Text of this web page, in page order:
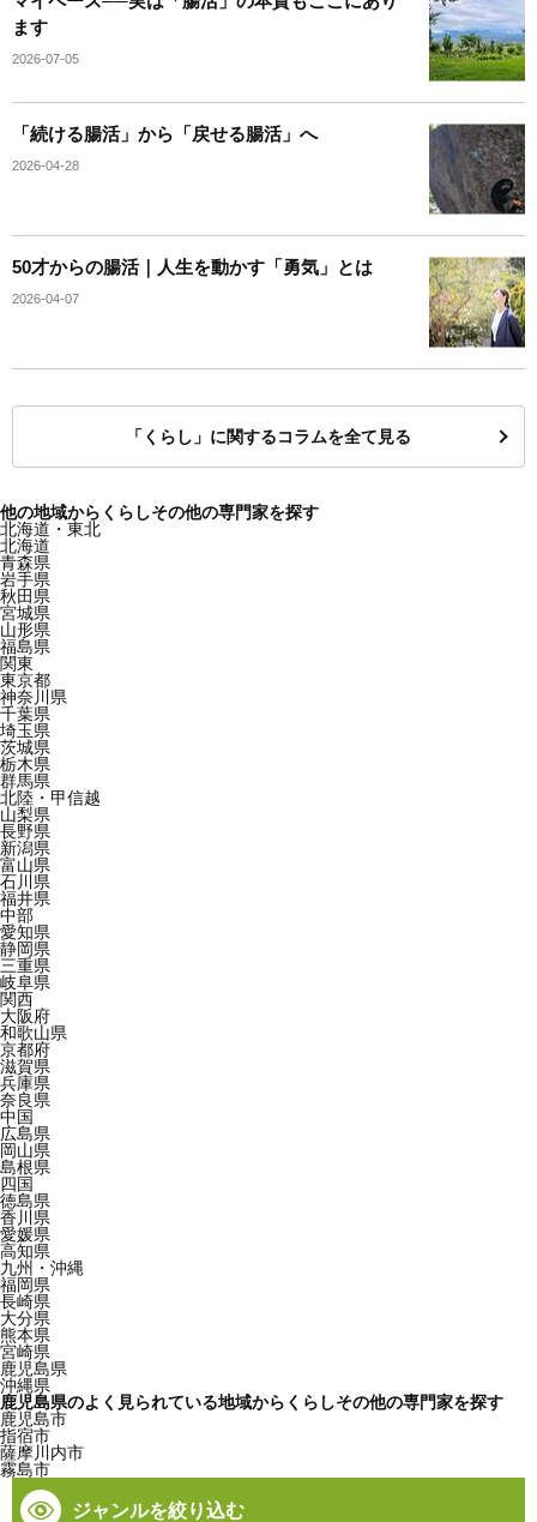
ます
2026-07-05
「続ける腸活」から「戻せる腸活」へ
2026-04-28
50才からの腸活｜人生を動かす「勇気」とは
2026-04-07
「くらし」に関するコラムを全て見る
他の地域からくらしその他の専門家を探す
北海道・東北
北海道
青森県
岩手県
秋田県
宮城県
山形県
福島県
関東
東京都
神奈川県
千葉県
埼玉県
茨城県
栃木県
群馬県
北陸・甲信越
山梨県
長野県
新潟県
富山県
石川県
福井県
中部
愛知県
静岡県
三重県
岐阜県
関西
大阪府
和歌山県
京都府
滋賀県
兵庫県
奈良県
中国
広島県
岡山県
島根県
四国
徳島県
香川県
愛媛県
高知県
九州・沖縄
福岡県
長崎県
大分県
熊本県
宮崎県
鹿児島県
沖縄県
鹿児島県のよく見られている地域からくらしその他の専門家を探す
鹿児島市
指宿市
薩摩川内市
霧島市
ジャンルを絞り込む